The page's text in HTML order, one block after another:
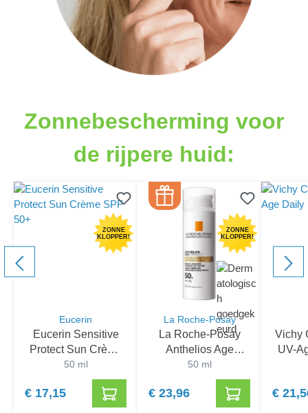
component.cms.productGallery.skipProductGallery
Zonnebescherming voor
de rijpere huid:
ZONNE
KLOPPER!
Eucerin
Eucerin Sensitive
Protect Sun Crème
SPF 50+
50 ml
€ 17,15
ZONNE
KLOPPER!
La Roche-Posay
La Roche-Posay
Anthelios Age
Correct SPF 50
50 ml
€ 23,96
Vichy
UV-
€